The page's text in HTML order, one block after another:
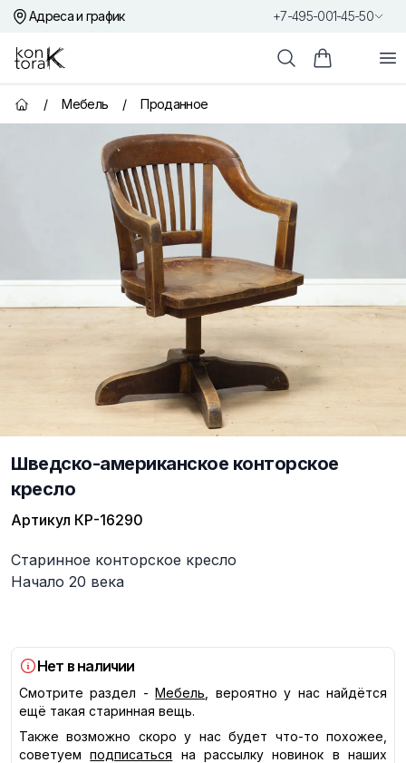
Адреса и график +7-495-001-45-50
Контора К
ПоискКорзина
Главная страница
/ Мебель / Проданное
Шведско-американское конторское
кресло
Артикул КР-16290
Описание
Старинное конторское кресло
Начало 20 века
Нет в наличии
Смотрите раздел - Мебель , вероятно у нас найдётся
ещё такая старинная вещь.
Также возможно скоро у нас будет что-то похожее,
советуем
подписаться
на рассылку новинок в наших